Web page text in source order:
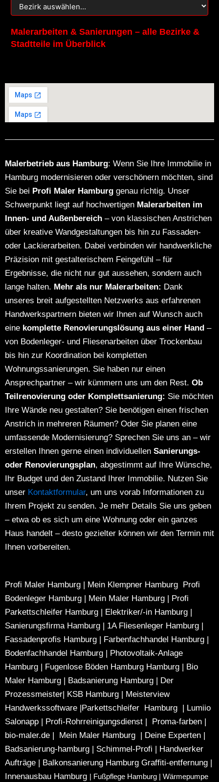
Malerarbeiten & Sanierungen – alle Bezirke &
Stadtteile im Überblick
Malerbetrieb aus Hamburg: Wenn Sie Ihre Immobilie in
Hamburg modernisieren oder verschönern möchten, sind
Sie bei Profi Maler Hamburg genau richtig. Unser
Schwerpunkt liegt auf hochwertigen Malerarbeiten im
Innen- und Außenbereich – von klassischen Anstrichen
über kreative Wandgestaltungen bis hin zu Fassaden-
oder Lackierarbeiten. Dabei verbinden wir handwerkliche
Präzision mit gestalterischem Feingefühl – für
Ergebnisse, die nicht nur gut aussehen, sondern auch
lange halten. Mehr als nur Malerarbeiten: Dank
unseres breit aufgestellten Netzwerks aus erfahrenen
Handwerkspartnern bieten wir Ihnen auf Wunsch auch
eine komplette Renovierungslösung aus einer Hand –
von Bodenleger- und Fliesenarbeiten über Trockenbau
bis hin zur Koordination bei kompletten
Wohnungssanierungen. Sie haben nur einen
Ansprechpartner – wir kümmern uns um den Rest. Ob
Teilrenovierung oder Komplettsanierung: Sie möchten
Ihre Wände neu gestalten? Sie benötigen einen frischen
Anstrich in mehreren Räumen? Oder Sie planen eine
umfassende Modernisierung? Sprechen Sie uns an – wir
erstellen Ihnen gerne einen individuellen Sanierungs-
oder Renovierungsplan, abgestimmt auf Ihre Wünsche,
Ihr Budget und den Zustand Ihrer Immobilie. Nutzen Sie
unser Kontaktformular, um uns vorab Informationen zu
Ihrem Projekt zu senden. Je mehr Details Sie uns geben
– etwa ob es sich um eine Wohnung oder ein ganzes
Haus handelt – desto gezielter können wir den Termin mit
Ihnen vorbereiten.
Profi Maler Hamburg Mein Klempner Hamburg
Profi
Bodenleger Hamburg
Mein Maler Hamburg
Profi
Parkettschleifer Hamburg
Elektriker/-in Hamburg
Sanierungsfirma Hamburg
1A Fliesenleger Hamburg
Fassadenprofis Hamburg
Farbenfachhandel Hamburg
Bodenfachhandel Hamburg
Photovoltaik-Anlage
Hamburg
Fugenlose Böden Hamburg Hamburg
Bio
Maler Hamburg
Badsanierung Hamburg
Der
Prozessmeister
KSB Hamburg
Meisterview
Handwerkssoftware |
Parkettschleifer Hamburg
Lumiio
Salonapp
Profi-Rohrreinigungsdienst Proma-farben
bio-maler.de
Mein Maler Hamburg Deine Experten
Badsanierung-hamburg
Schimmel-Profi
Handwerker
Aufträge
Balkonsanierung Hamburg Graffiti-entfernung
Innenausbau Hamburg
Fußpflege Hamburg
Wärmepumpe